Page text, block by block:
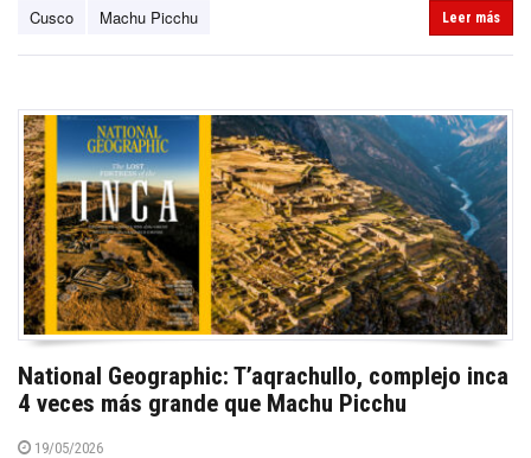
Cusco Machu Picchu Leer más
National Geographic: T’aqrachullo, complejo inca
4 veces más grande que Machu Picchu
19/05/2026